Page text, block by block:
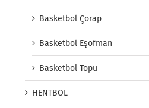
Basketbol Çorap
Basketbol Eşofman
Basketbol Topu
HENTBOL